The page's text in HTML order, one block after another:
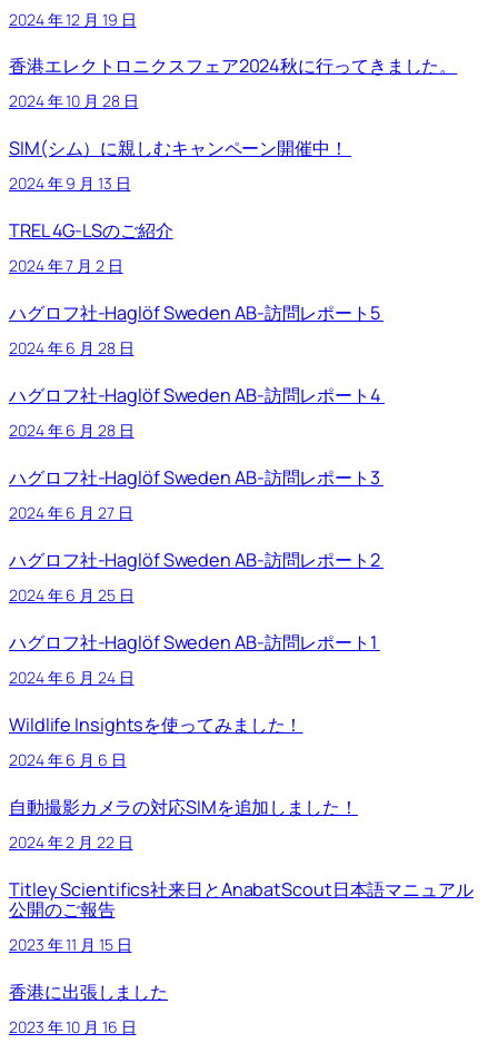
2024 年 12 月 19 日
香港エレクトロニクスフェア2024秋に行ってきました。
2024 年 10 月 28 日
SIM(シム）に親しむキャンペーン開催中！
2024 年 9 月 13 日
TREL 4G-LSのご紹介
2024 年 7 月 2 日
ハグロフ社-Haglöf Sweden AB-訪問レポート5
2024 年 6 月 28 日
ハグロフ社-Haglöf Sweden AB-訪問レポート4
2024 年 6 月 28 日
ハグロフ社-Haglöf Sweden AB-訪問レポート3
2024 年 6 月 27 日
ハグロフ社-Haglöf Sweden AB-訪問レポート2
2024 年 6 月 25 日
ハグロフ社-Haglöf Sweden AB-訪問レポート1
2024 年 6 月 24 日
Wildlife Insightsを使ってみました！
2024 年 6 月 6 日
自動撮影カメラの対応SIMを追加しました！
2024 年 2 月 22 日
Titley Scientifics社来日とAnabatScout日本語マニュアル
公開のご報告
2023 年 11 月 15 日
香港に出張しました
2023 年 10 月 16 日